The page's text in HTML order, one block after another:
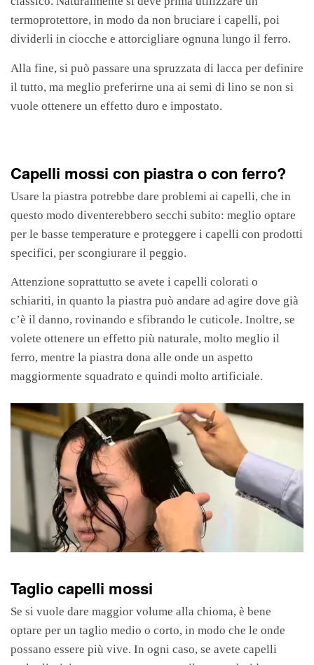
termoprotettore, in modo da non bruciare i capelli, poi
dividerli in ciocche e attorcigliare ognuna lungo il ferro.
Alla fine, si può passare una spruzzata di lacca per definire
il tutto, ma meglio preferirne una ai semi di lino se non si
vuole ottenere un effetto duro e impostato.
Capelli mossi con piastra o con ferro?
Usare la piastra potrebbe dare problemi ai capelli, che in
questo modo diventerebbero secchi subito: meglio optare
per le basse temperature e proteggere i capelli con prodotti
specifici, per scongiurare il peggio.
Attenzione soprattutto se avete i capelli colorati o
schiariti, in quanto la piastra può andare ad agire dove già
c’è il danno, rovinando e sfibrando le cuticole. Inoltre, se
volete ottenere un effetto più naturale, molto meglio il
ferro, mentre la piastra dona alle onde un aspetto
maggiormente squadrato e quindi molto artificiale.
Taglio capelli mossi
Se si vuole dare maggior volume alla chioma, è bene
optare per un taglio medio o corto, in modo che le onde
possano essere più vive. In ogni caso, se avete capelli